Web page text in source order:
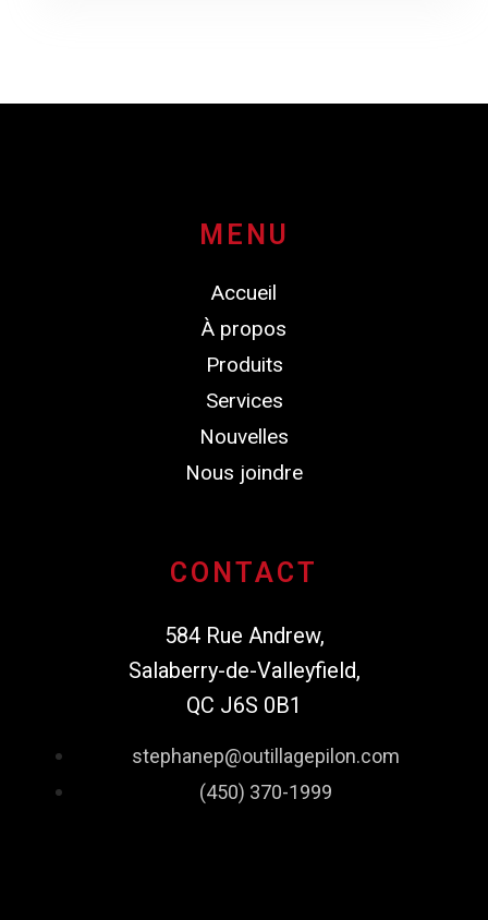
MENU
Accueil
À propos
Produits
Services
Nouvelles
Nous joindre
CONTACT
584 Rue Andrew,
Salaberry-de-Valleyfield,
QC J6S 0B1
stephanep@outillagepilon.com
(450) 370-1999